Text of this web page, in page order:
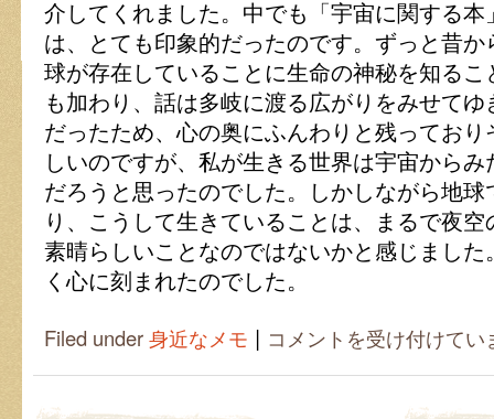
介してくれました。中でも「宇宙に関する
は、とても印象的だったのです。ずっと昔
球が存在していることに生命の神秘を知る
も加わり、話は多岐に渡る広がりをみせて
だったため、心の奥にふんわりと残ってお
しいのですが、私が生きる世界は宇宙から
だろうと思ったのでした。しかしながら地
り、こうして生きていることは、まるで夜
素晴らしいことなのではないかと感じまし
く心に刻まれたのでした。
Filed under身近なメモ |
広
い
コメントを受け付けてい